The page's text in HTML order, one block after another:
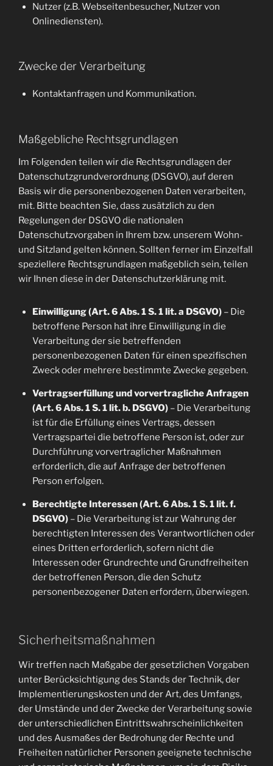
Nutzer (z.B. Webseitenbesucher, Nutzer von
Onlinediensten).
Zwecke der Verarbeitung
Kontaktanfragen und Kommunikation.
Maßgebliche Rechtsgrundlagen
Im Folgenden teilen wir die Rechtsgrundlagen der
Datenschutzgrundverordnung (DSGVO), auf deren
Basis wir die personenbezogenen Daten verarbeiten,
mit. Bitte beachten Sie, dass zusätzlich zu den
Regelungen der DSGVO die nationalen
Datenschutzvorgaben in Ihrem bzw. unserem Wohn-
und Sitzland gelten können. Sollten ferner im Einzelfall
speziellere Rechtsgrundlagen maßgeblich sein, teilen
wir Ihnen diese in der Datenschutzerklärung mit.
Einwilligung (Art. 6 Abs. 1 S. 1 lit. a DSGVO)– Die
betroffene Person hat ihre Einwilligung in die
Verarbeitung der sie betreffenden
personenbezogenen Daten für einen spezifischen
Zweck oder mehrere bestimmte Zwecke gegeben.
Vertragserfüllung und vorvertragliche Anfragen
(Art. 6 Abs. 1 S. 1 lit. b. DSGVO)– Die Verarbeitung
ist für die Erfüllung eines Vertrags, dessen
Vertragspartei die betroffene Person ist, oder zur
Durchführung vorvertraglicher Maßnahmen
erforderlich, die auf Anfrage der betroffenen
Person erfolgen.
Berechtigte Interessen (Art. 6 Abs. 1 S. 1 lit. f.
DSGVO)– Die Verarbeitung ist zur Wahrung der
berechtigten Interessen des Verantwortlichen oder
eines Dritten erforderlich, sofern nicht die
Interessen oder Grundrechte und Grundfreiheiten
der betroffenen Person, die den Schutz
personenbezogener Daten erfordern, überwiegen.
Sicherheitsmaßnahmen
Wir treffen nach Maßgabe der gesetzlichen Vorgaben
unter Berücksichtigung des Stands der Technik, der
Implementierungskosten und der Art, des Umfangs,
der Umstände und der Zwecke der Verarbeitung sowie
der unterschiedlichen Eintrittswahrscheinlichkeiten
und des Ausmaßes der Bedrohung der Rechte und
Freiheiten natürlicher Personen geeignete technische